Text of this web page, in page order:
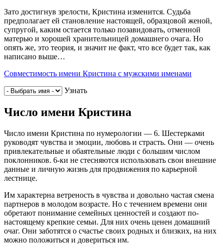
Зато достигнув зрелости, Кристина изменится. Судьба
предполагает ей становление настоящей, образцовой женой,
супругой, каким остается только позавидовать, отменной
матерью и хорошей хранительницей домашнего очага. Но
опять же, это теория, и значит не факт, что все будет так, как
написано выше…
Совместимость имени Кристина с мужскими именами
Узнать
Число имени Кристина
Число имени Кристина по нумерологии — 6. Шестерками
руководят чувства и эмоции, любовь и страсть. Они — очень
привлекательные и обаятельные люди с большим числом
поклонников. 6-ки не стесняются использовать свои внешние
данные и личную жизнь для продвижения по карьерной
лестнице.
Им характерна ветреность в чувства и довольно частая смена
партнеров в молодом возрасте. Но с течением времени они
обретают понимание семейных ценностей и создают по-
настоящему крепкие семьи. Для них очень ценен домашний
очаг. Они заботятся о счастье своих родных и близких, на них
можно положиться и довериться им.